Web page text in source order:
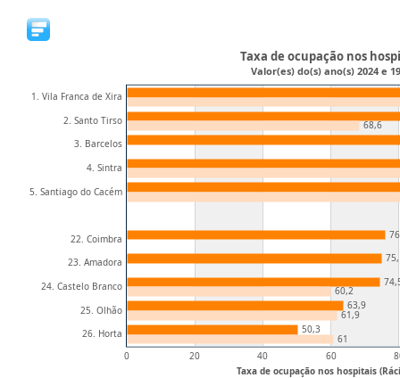
Taxa de ocupação nos hospitais
0 20 40 60
1. Vila Franca de Xira
2. Santo Tirso
3. Barcelos
4. Sintra
5. Santiago do Cacém
22. Coimbra
23. Amadora
24. Castelo Branco
25. Olhão
26. Horta
63,9
50,3
68,6
60,2
61,9
61
Taxa de ocupação nos
Valor(es) do(s) ano(s) 2024 e